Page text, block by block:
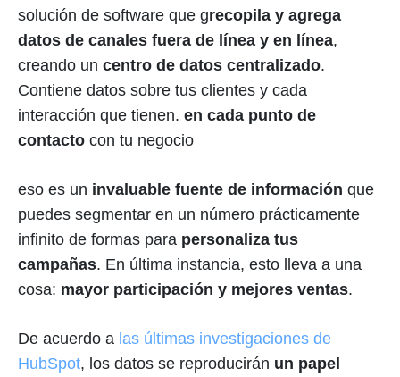
solución de software que grecopila y agrega
datos de canales fuera de línea y en línea,
creando un centro de datos centralizado.
Contiene datos sobre tus clientes y cada
interacción que tienen. en cada punto de
contacto con tu negocio
eso es un invaluable fuente de información que
puedes segmentar en un número prácticamente
infinito de formas para personaliza tus
campañas. En última instancia, esto lleva a una
cosa: mayor participación y mejores ventas.
De acuerdo a las últimas investigaciones de
HubSpot, los datos se reproducirán un papel